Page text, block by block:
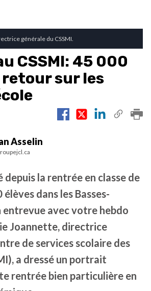
générale du CSSMI.
CSSMI: 45 000
retour sur les
Asselin
depuis la rentrée en classe de
dans les Basses-
entrevue avec votre hebdo
Joannette, directrice
de services scolaire des
a dressé un portrait
rentrée bien particulière en